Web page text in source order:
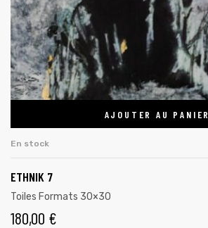
AJOUTER AU PANIER
En stock
ETHNIK 7
Toiles Formats 30×30
180,00 €